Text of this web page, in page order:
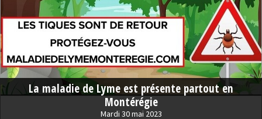
La maladie de Lyme est présente partout en
Montérégie
Mardi 30 mai 2023